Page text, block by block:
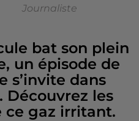
Journaliste
bat son plein
un épisode de
s’invite dans
Découvrez les
ce gaz irritant.